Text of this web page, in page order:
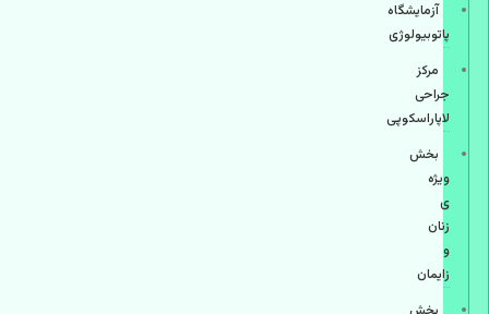
آزمایشگاه
پاتوبیولوژی
مرکز
جراحی
لاپاراسکوپی
بخش
ویژه
ی
زنان
و
زایمان